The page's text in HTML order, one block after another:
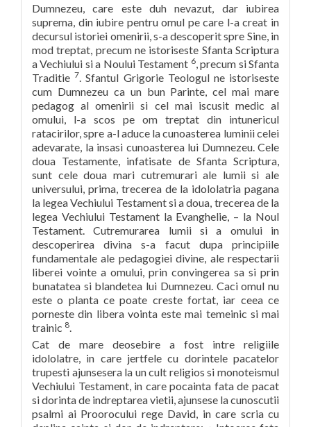
Dumnezeu, care este duh nevazut, dar iubirea
suprema, din iubire pentru omul pe care l-a creat in
decursul istoriei omenirii, s-a descoperit spre Sine, in
mod treptat, precum ne istoriseste Sfanta Scriptura
a Vechiului si a Noului Testament 6, precum si Sfanta
Traditie7. Sfantul Grigorie Teologul ne istoriseste
cum Dumnezeu ca un bun Parinte, cel mai mare
pedagog al omenirii si cel mai iscusit medic al
omului, l-a scos pe om treptat din intunericul
ratacirilor, spre a-l aduce la cunoasterea luminii celei
adevarate, la insasi cunoasterea lui Dumnezeu. Cele
doua Testamente, infatisate de Sfanta Scriptura,
sunt cele doua mari cutremurari ale lumii si ale
universului, prima, trecerea de la idololatria pagana
la legea Vechiului Testament si a doua, trecerea de la
legea Vechiului Testament la Evanghelie, – la Noul
Testament. Cutremurarea lumii si a omului in
descoperirea divina s-a facut dupa principiile
fundamentale ale pedagogiei divine, ale respectarii
liberei vointe a omului, prin convingerea sa si prin
bunatatea si blandetea lui Dumnezeu. Caci omul nu
este o planta ce poate creste fortat, iar ceea ce
porneste din libera vointa este mai temeinic si mai
trainic 8.
Cat de mare deosebire a fost intre religiile
idololatre, in care jertfele cu dorintele pacatelor
trupesti ajunsesera la un cult religios si monoteismul
Vechiului Testament, in care pocainta fata de pacat
si dorinta de indreptarea vietii, ajunsese la cunoscutii
psalmi ai Proorocului rege David, in care scria cu